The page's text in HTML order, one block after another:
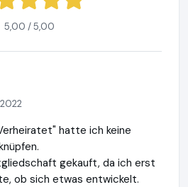
5,00 / 5,00
hatte ich keine
gekauft, da ich erst
ob sich etwas entwickelt.